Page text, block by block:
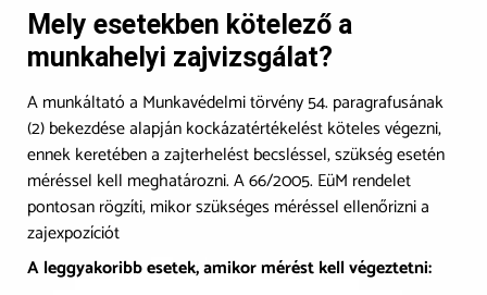
Mely esetekben kötelező a
munkahelyi zajvizsgálat?
A munkáltató a Munkavédelmi törvény 54. paragrafusának
(2) bekezdése alapján kockázatértékelést köteles végezni,
ennek keretében a zajterhelést becsléssel, szükség esetén
méréssel kell meghatározni. A 66/2005. EüM rendelet
pontosan rögzíti, mikor szükséges méréssel ellenőrizni a
zajexpozíciót
A leggyakoribb esetek, amikor mérést kell végeztetni: